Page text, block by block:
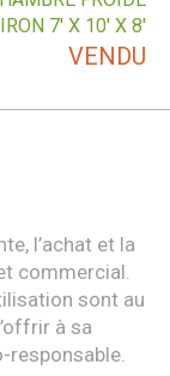
7′ X 10′ X 8′
VENDU
l’achat et la
commercial.
sont au
à sa